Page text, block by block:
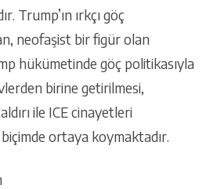
Trump’ın ırkçı göç
neofaşist bir figür olan
hükümetinde göç politikasıyla
birine getirilmesi,
ile ICE cinayetleri
biçimde ortaya koymaktadır.